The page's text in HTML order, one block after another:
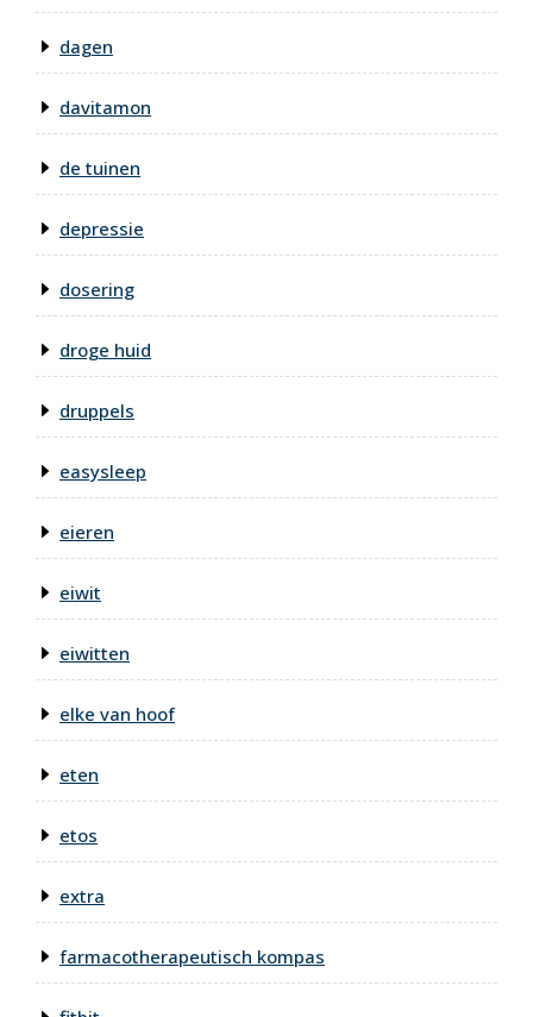
dagen
davitamon
de tuinen
depressie
dosering
droge huid
druppels
easysleep
eieren
eiwit
eiwitten
elke van hoof
eten
etos
extra
farmacotherapeutisch kompas